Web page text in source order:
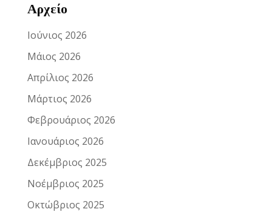
Αρχείο
Ιούνιος 2026
Μάιος 2026
Απρίλιος 2026
Μάρτιος 2026
Φεβρουάριος 2026
Ιανουάριος 2026
Δεκέμβριος 2025
Νοέμβριος 2025
Οκτώβριος 2025